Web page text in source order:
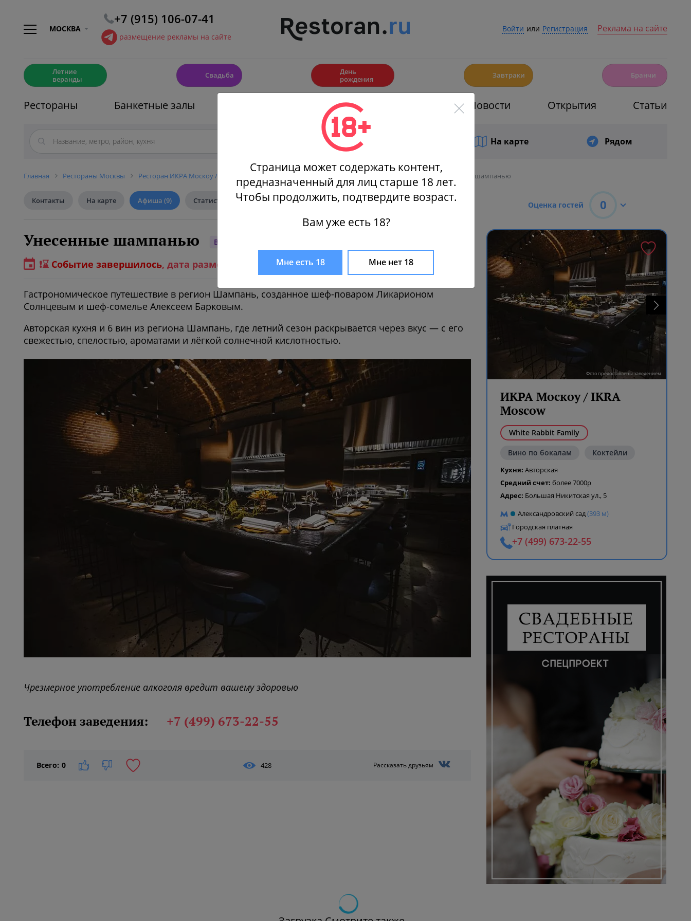
МОСКВА
+7 (915) 106-07-41
размещение рекламы на сайте
Войти или Регистрация Реклама на сайте
Летние
веранды
Свадьба
День
рождения
Завтраки Бранчи
Рестораны Банкетные залы Афиши Новости Открытия Статьи
На карте Рядом
Главная Рестораны Москвы Ресторан ИКРА Москоу / IKRA Moscow Афиша ресторана ИКРА Москоу / IKRA Moscow Унесенные шампанью
Контакты На карте Афиша (9) Статистика
Унесенные шампанью Винный ужин
❗⌛️ Событие завершилось, дата размещения – 29 июня 2026
Гастрономическое путешествие в регион Шампань, созданное шеф-поваром Ликарионом
Солнцевым и шеф-сомелье Алексеем Барковым.
Авторская кухня и 6 вин из региона Шампань, где летний сезон раскрывается через вкус — с его
свежестью, спелостью, ароматами и лёгкой солнечной кислотностью.
Чрезмерное употребление алкоголя вредит вашему здоровью
Телефон заведения: +7 (499) 673-22-55
Всего: 0 428 Рассказать друзьям
Страница может содержать контент,
предназначенный для лиц старше 18 лет.
Чтобы продолжить, подтвердите возраст.
Вам уже есть 18?
Мне есть 18 Мне нет 18
Оценка гостей 0
Фото предоставлены заведением
ИКРА Москоу / IKRA
Moscow
White Rabbit Family
Вино по бокалам Коктейли
Кухня: Авторская
Средний счет: более 7000р
Адрес: Большая Никитская ул., 5
Александровский сад(393 м)
Городская платная
+7 (499) 673-22-55